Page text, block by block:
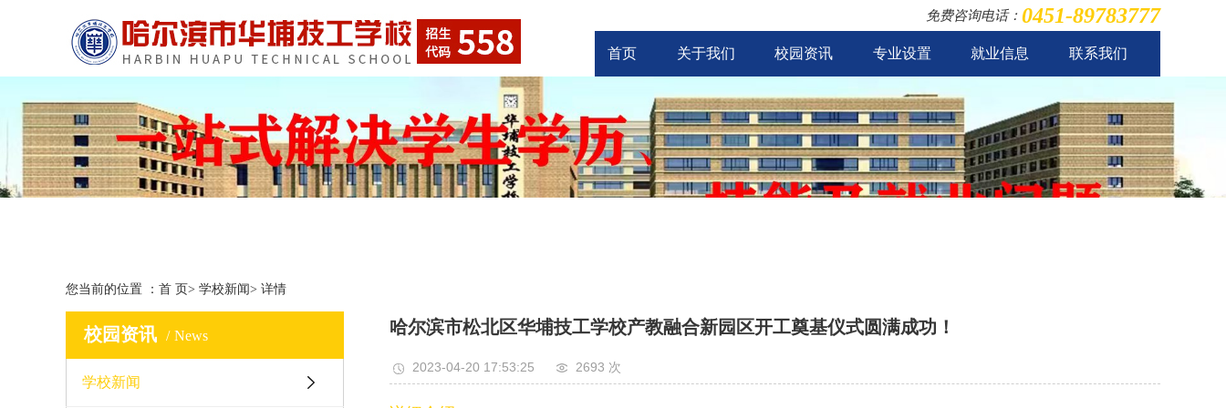
免费咨询电话： 0451-89783777
首页 关于我们 校园资讯 专业设置 就业信息 联系我们
您当前的位置 ： 首 页> 学校新闻> 详情
校园资讯 News
学校新闻
哈尔滨市松北区华埔技工学校产教融合新园区开工奠基仪式圆满成功！
2023-04-20 17:53:25 2693 次